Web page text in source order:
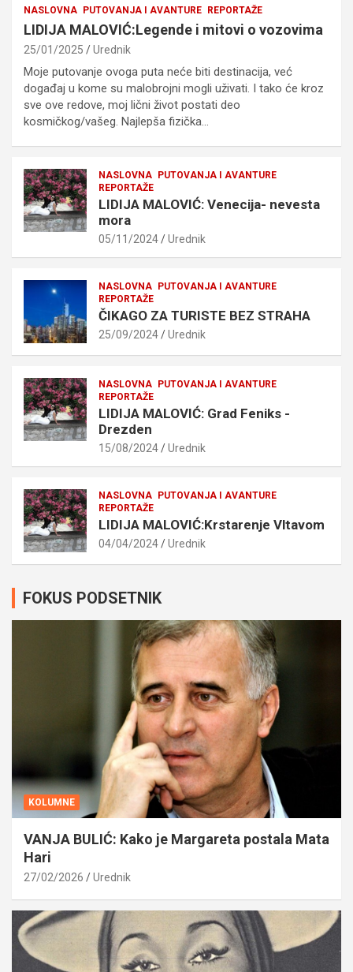
NASLOVNA PUTOVANJA I AVANTURE REPORTAŽE
LIDIJA MALOVIĆ:Legende i mitovi o vozovima
25/01/2025 Urednik
Moje putovanje ovoga puta neće biti destinacija, već
događaj u kome su malobrojni mogli uživati. I tako će kroz
sve ove redove, moj lični život postati deo
kosmičkog/vašeg. Najlepša fizička…
NASLOVNA PUTOVANJA I AVANTURE
REPORTAŽE
LIDIJA MALOVIĆ: Venecija- nevesta
mora
05/11/2024 Urednik
NASLOVNA PUTOVANJA I AVANTURE
REPORTAŽE
ČIKAGO ZA TURISTE BEZ STRAHA
25/09/2024 Urednik
NASLOVNA PUTOVANJA I AVANTURE
REPORTAŽE
LIDIJA MALOVIĆ: Grad Feniks -
Drezden
15/08/2024 Urednik
NASLOVNA PUTOVANJA I AVANTURE
REPORTAŽE
LIDIJA MALOVIĆ:Krstarenje Vltavom
04/04/2024 Urednik
FOKUS PODSETNIK
KOLUMNE
VANJA BULIĆ: Kako je Margareta postala Mata
Hari
27/02/2026 Urednik